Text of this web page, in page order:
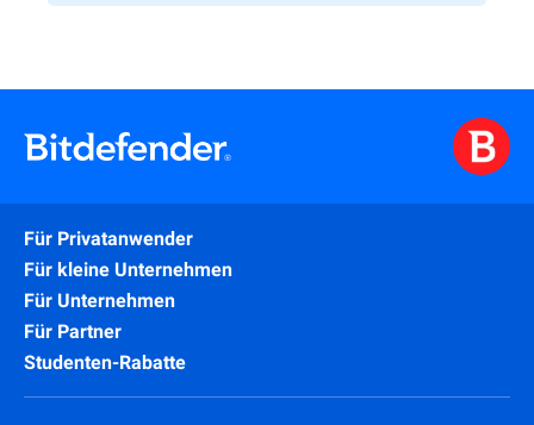
Für Privatanwender
Für kleine Unternehmen
Für Unternehmen
Für Partner
Studenten-Rabatte